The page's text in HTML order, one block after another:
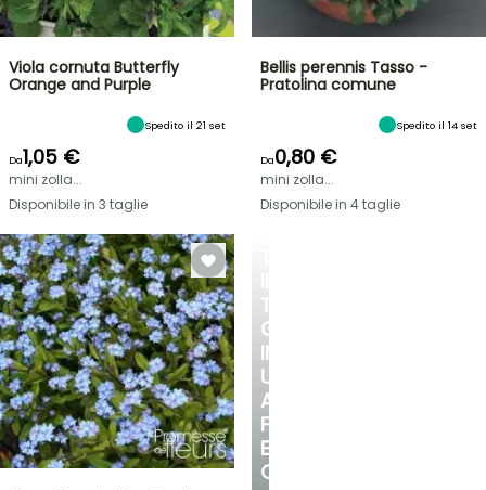
TUO
GIARDINO
IN
UN
ANGOLO
FRESCO
E
OMBREGGIATO
Viola cornuta Butterfly
Orange and Purple
Spedito il 21 set
Da1,05 €
mini zolla...
Disponibile in 3 taglie
Bellis perennis Tasso -
Pratolina comune
Spedito il 14 set
Da0,80 €
mini zolla...
Disponibile in 4 taglie